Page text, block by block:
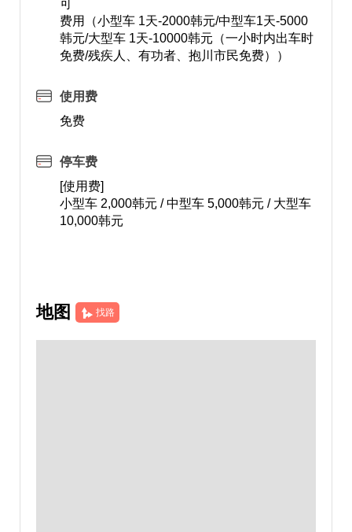
可
费用（小型车 1天-2000韩元/中型车1天-5000
韩元/大型车 1天-10000韩元（一小时内出车时
免费/残疾人、有功者、抱川市民免费））
使用费
免费
停车费
[使用费]
小型车 2,000韩元 / 中型车 5,000韩元 / 大型车
10,000韩元
地图 找路